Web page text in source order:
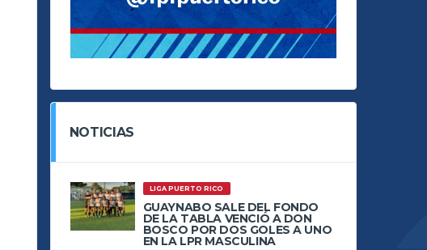
NOTICIAS
LIGA PUERTO RICO
GUAYNABO SALE DEL FONDO
DE LA TABLA VENCIÓ A DON
BOSCO POR DOS GOLES A UNO
EN LA LPR MASCULINA